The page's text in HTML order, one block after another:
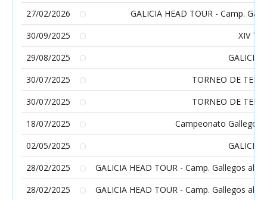
27/02/2026
GALICIA HEAD TOUR - Camp.
30/09/2025
XIV
29/08/2025
GALICIA
30/07/2025
TORNEO DE
30/07/2025
TORNEO DE
18/07/2025
Campeonato Gallego
02/05/2025
GALICIA
28/02/2025
GALICIA HEAD TOUR - Camp. Gallegos
28/02/2025
GALICIA HEAD TOUR - Camp. Gallegos